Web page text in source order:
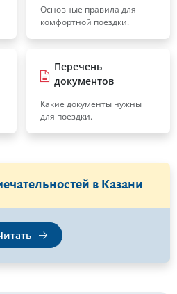
Основные правила для
комфортной поездки.
Перечень
документов
Какие документы нужны
для поездки.
в Казани